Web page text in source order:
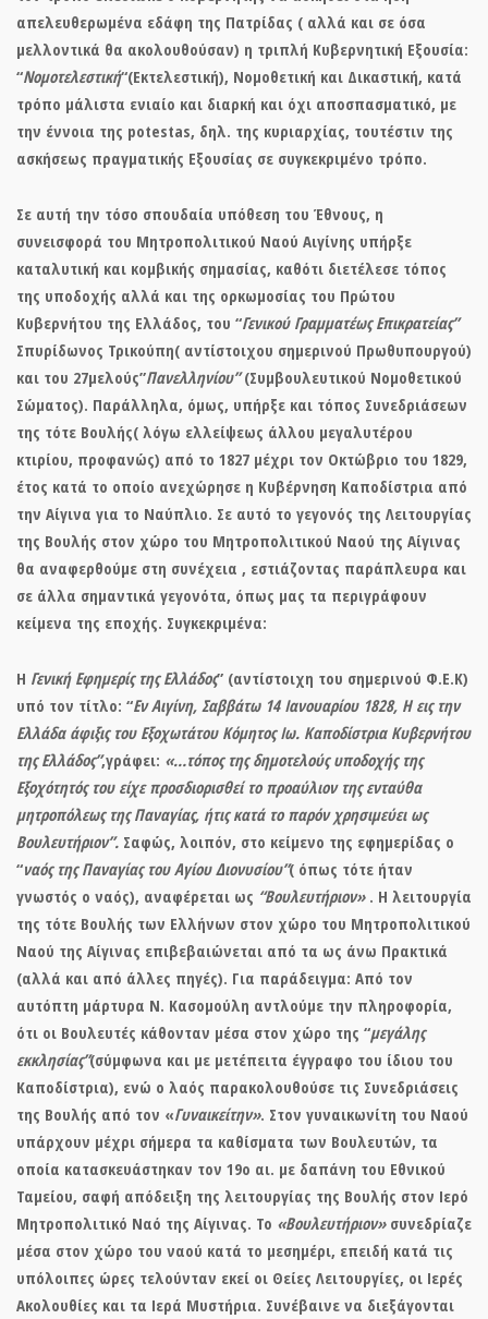
απελευθερωμένα εδάφη της Πατρίδας ( αλλά και σε όσα
μελλοντικά θα ακολουθούσαν) η τριπλή Κυβερνητική Εξουσία:
“Νομοτελεστική“(Εκτελεστική), Νομοθετική και Δικαστική, κατά
τρόπο μάλιστα ενιαίο και διαρκή και όχι αποσπασματικό, με
την έννοια της potestas, δηλ. της κυριαρχίας, τουτέστιν της
ασκήσεως πραγματικής Εξουσίας σε συγκεκριμένο τρόπο.
Σε αυτή την τόσο σπουδαία υπόθεση του Έθνους, η
συνεισφορά του Μητροπολιτικού Ναού Αιγίνης υπήρξε
καταλυτική και κομβικής σημασίας, καθότι διετέλεσε τόπος
της υποδοχής αλλά και της ορκωμοσίας του Πρώτου
Κυβερνήτου της Ελλάδος, του “Γενικού Γραμματέως Επικρατείας”
Σπυρίδωνος Τρικούπη( αντίστοιχου σημερινού Πρωθυπουργού)
και του 27μελούς”Πανελληνίου”(Συμβουλευτικού Νομοθετικού
Σώματος). Παράλληλα, όμως, υπήρξε και τόπος Συνεδριάσεων
της τότε Βουλής( λόγω ελλείψεως άλλου μεγαλυτέρου
κτιρίου, προφανώς) από το 1827 μέχρι τον Οκτώβριο του 1829,
έτος κατά το οποίο ανεχώρησε η Κυβέρνηση Καποδίστρια από
την Αίγινα για το Ναύπλιο. Σε αυτό το γεγονός της Λειτουργίας
της Βουλής στον χώρο του Μητροπολιτικού Ναού της Αίγινας
θα αναφερθούμε στη συνέχεια , εστιάζοντας παράπλευρα και
σε άλλα σημαντικά γεγονότα, όπως μας τα περιγράφουν
κείμενα της εποχής. Συγκεκριμένα:
Η Γενική Εφημερίς της Ελλάδος” (αντίστοιχη του σημερινού Φ.Ε.Κ)
υπό τον τίτλο: “Εν Αιγίνη, Σαββάτω 14 Ιανουαρίου 1828, Η εις την
Ελλάδα άφιξις του Εξοχωτάτου Κόμητος Ιω. Καποδίστρια Κυβερνήτου
της Ελλάδος”,γράφει: «…τόπος της δημοτελούς υποδοχής της
Εξοχότητός του είχε προσδιορισθείτο προαύλιον της ενταύθα
μητροπόλεως της Παναγίας, ήτις κατά το παρόν χρησιμεύει ως
Βουλευτήριον”. Σαφώς, λοιπόν, στο κείμενο της εφημερίδας ο
“ναός της Παναγίας του Αγίου Διονυσίου”( όπως τότε ήταν
γνωστός ο ναός), αναφέρεται ως “Βουλευτήριον» . Η λειτουργία
της τότε Βουλής των Ελλήνων στον χώρο του Μητροπολιτικού
Ναού της Αίγινας επιβεβαιώνεται από τα ως άνω Πρακτικά
(αλλά και από άλλες πηγές). Για παράδειγμα: Από τον
αυτόπτη μάρτυρα Ν. Κασομούλη αντλούμε την πληροφορία,
ότι οι Βουλευτές κάθονταν μέσα στον χώρο της “μεγάλης
εκκλησίας”(σύμφωνα και με μετέπειτα έγγραφο του ίδιου του
Καποδίστρια), ενώ ο λαός παρακολουθούσε τις Συνεδριάσεις
της Βουλής από τον «Γυναικείτην». Στον γυναικωνίτη του Ναού
υπάρχουν μέχρι σήμερα τα καθίσματα των Βουλευτών, τα
οποία κατασκευάστηκαν τον 19ο αι. με δαπάνη του Εθνικού
Ταμείου, σαφή απόδειξη της λειτουργίας της Βουλής στον Ιερό
Μητροπολιτικό Ναό της Αίγινας. Το «Βουλευτήριον»συνεδρίαζε
μέσα στον χώρο του ναού κατά το μεσημέρι, επειδή κατά τις
υπόλοιπες ώρες τελούνταν εκεί οι Θείες Λειτουργίες, οι Ιερές
Ακολουθίες και τα Ιερά Μυστήρια. Συνέβαινε να διεξάγονται